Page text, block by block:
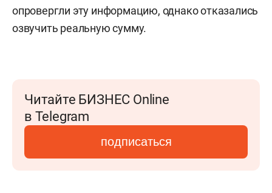
опровергли эту информацию, однако отказались
озвучить реальную сумму.
Читайте БИЗНЕС Online
в Telegram
подписаться